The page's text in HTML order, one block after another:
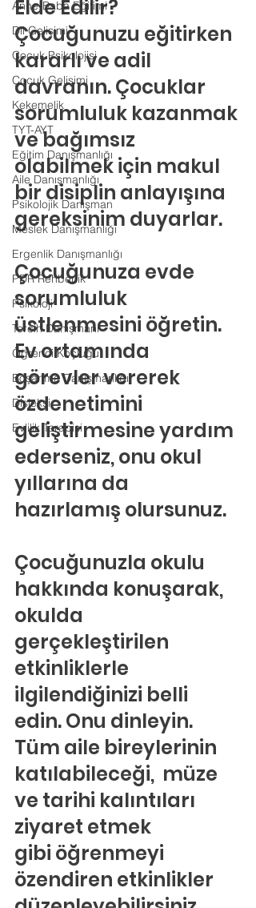
Anne-Baba Eğitimi
Dil Gelişimi
Çocuk Psikolojisi
Çocuk Gelişimi
Kekemelik
TYT-AYT
Eğitim Danışmanlığı
Aile Danışmanlığı
Psikolojik Danışman
Meslek Danışmanlığı
Ergenlik Danışmanlığı
PDR Rehberlik
Psikoloji
Tercih Danışmanı
Öğrenci Koçluğu
Boşanma Danışmanlığı
Disleksi
Evlilik Terapisi
Elde Edilir?
Çocuğunuzu eğitirken
kararlı ve adil
davranın. Çocuklar
sorumluluk kazanmak
ve bağımsız
olabilmek için makul
bir disiplin anlayışına
gereksinim duyarlar.
Çocuğunuza evde
sorumluluk
üstlenmesini öğretin.
Ev ortamında
görevler vererek
özdenetimini
geliştirmesine yardım
ederseniz, onu okul
yıllarına da
hazırlamış olursunuz.
Çocuğunuzla okulu
hakkında konuşarak,
okulda
gerçekleştirilen
etkinliklerle
ilgilendiğinizi belli
edin. Onu dinleyin.
Tüm aile bireylerinin
katılabileceği,  müze
ve tarihi kalıntıları
ziyaret etmek
gibi öğrenmeyi
özendiren etkinlikler